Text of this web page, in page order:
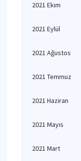
2021 Ekim
2021 Eylül
2021 Ağustos
2021 Temmuz
2021 Haziran
2021 Mayıs
2021 Mart